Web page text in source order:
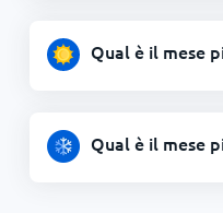
Qual è il mese
Qual è il mese